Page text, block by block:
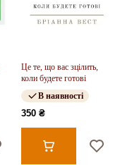
Це те, що вас зцілить,
коли будете готові
В наявності
350 ₴